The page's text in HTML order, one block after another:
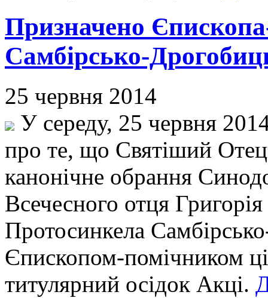
Призначено
Самбірсько-
25 червня 2014
У середу, 25 червня
про те, що Святіший
канонічне обрання
Всечесного отця
Протосинкела
Єпископом-помічником
титулярний осідок Акці.